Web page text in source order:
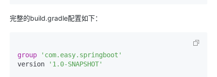
完整的build.gradle配置如下：
group
'com.easy.springboot'
version
'1.0-SNAPSHOT'